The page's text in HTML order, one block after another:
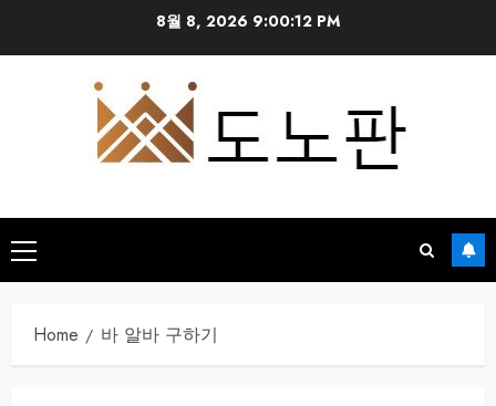
8월 8, 2026 9:00:13 PM
Primary
Menu
Home 바 알바 구하기